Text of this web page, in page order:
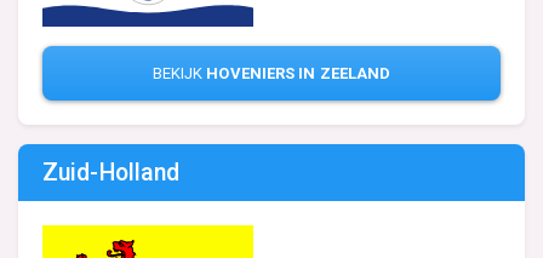
BEKIJK HOVENIERS IN ZEELAND
Zuid-Holland